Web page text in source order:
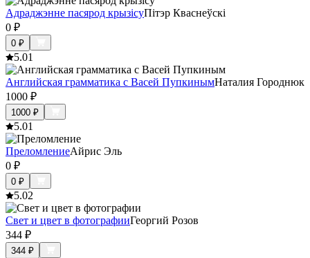
Адраджэнне пасярод крызісуПітэр Кваснеўскі
0 ₽
0 ₽
5.01
Английская грамматика с Васей ПупкинымНаталия Городнюк
1000 ₽
1000 ₽
5.01
ПреломлениеАйрис Эль
0 ₽
0 ₽
5.02
Свет и цвет в фотографииГеоргий Розов
344 ₽
344 ₽